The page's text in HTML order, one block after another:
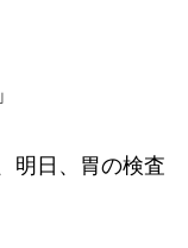
明日、胃の検査